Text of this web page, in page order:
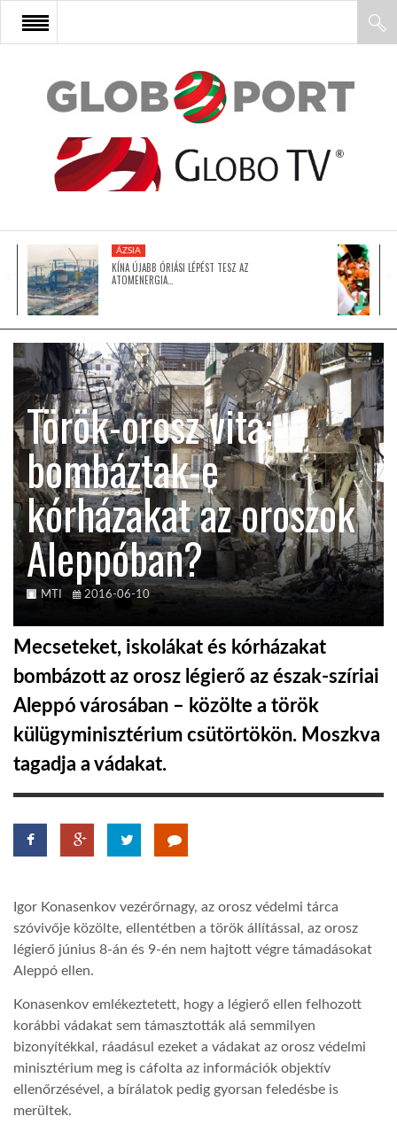
FŐOLDAL
AFRIKA
ÁZSIA
LATIN-AMERIKA
KÖZEL-KELET
AUSZTRÁLIA
A VILÁG ITTHON
GLOBOTV BP
HÍR3D
TROPICALMAGAZIN
AFRIKA TUDÁSTÁR
A NAP SZÉPE
LINKTR.EE
GLOBOZSARU
ÁZSIA
KÍNA ÚJABB ÓRIÁSI LÉPÉST TESZ AZ
ATOMENERGIA…
Török-orosz vita:
bombáztak-e
kórházakat az oroszok
Aleppóban?
MTI 2016-06-10
Mecseteket, iskolákat és kórházakat
bombázott az orosz légierő az észak-szíriai
Aleppó városában – közölte a török
külügyminisztérium csütörtökön. Moszkva
tagadja a vádakat.
Igor Konasenkov vezérőrnagy, az orosz védelmi tárca
szóvivője közölte, ellentétben a török állítással, az orosz
légierő június 8-án és 9-én nem hajtott végre támadásokat
Aleppó ellen.
Konasenkov emlékeztetett, hogy a légierő ellen felhozott
korábbi vádakat sem támasztották alá semmilyen
bizonyítékkal, ráadásul ezeket a vádakat az orosz védelmi
minisztérium meg is cáfolta az információk objektív
ellenőrzésével, a bírálatok pedig gyorsan feledésbe is
merültek.